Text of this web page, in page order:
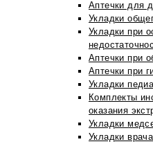
Аптечки для
Укладки
Укладки при
Аптечки при
Аптечки при
Укладки
Комплекты
оказания
Укладки
Укладки